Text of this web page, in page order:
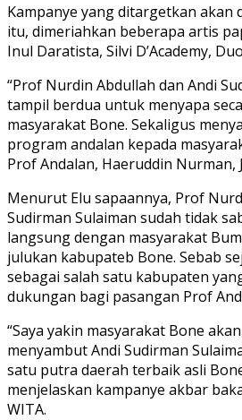
Kampanye yang ditargetkan akan
itu, dimeriahkan beberapa artis
Inul Daratista, Silvi D’Academy,
“Prof Nurdin Abdullah dan Andi
tampil berdua untuk menyapa
masyarakat Bone. Sekaligus
program andalan kepada
Prof Andalan, Haeruddin Nurman,
Menurut Elu sapaannya, Prof
Sudirman Sulaiman sudah tidak
langsung dengan masyarakat
julukan kabupateb Bone. Sebab
sebagai salah satu kabupaten
dukungan bagi pasangan Prof
“Saya yakin masyarakat Bone
menyambut Andi Sudirman
satu putra daerah terbaik asli
menjelaskan kampanye akbar
WITA.